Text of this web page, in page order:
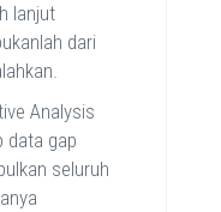
lanjut
dari
Analysis
data gap
seluruh